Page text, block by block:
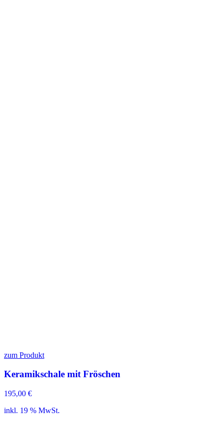
zum Produkt
Keramikschale mit Fröschen
195,00 €
inkl. 19 % MwSt.